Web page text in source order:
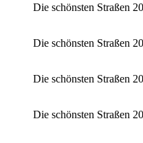
Die schönsten Straßen
Die schönsten Straßen
Die schönsten Straßen
Die schönsten Straßen